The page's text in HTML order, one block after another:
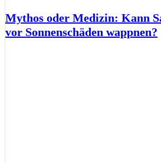
Mythos oder Medizin: Kann
vor Sonnenschäden wappnen?